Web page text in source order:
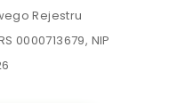
Rejestru
0000713679, NIP